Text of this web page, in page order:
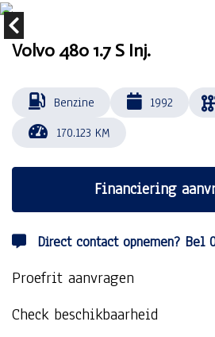
Volvo 480 1.7 S Inj.
Benzine 1992
170.123 KM
Financiering
Direct contact opnemen? Bel
Proefrit aanvragen
Check beschikbaarheid